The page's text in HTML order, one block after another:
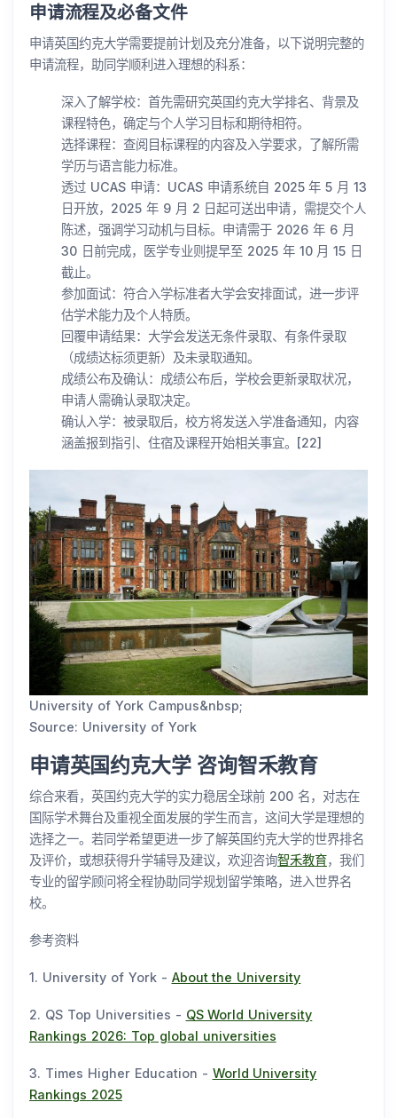
申请流程及必备文件
申请英国约克大学需要提前计划及充分准备，以下说明完整的
申请流程，助同学顺利进入理想的科系：
深入了解学校：首先需研究英国约克大学排名、背景及
课程特色，确定与个人学习目标和期待相符。
选择课程：查阅目标课程的内容及入学要求，了解所需
学历与语言能力标准。
透过 UCAS 申请：UCAS 申请系统自 2025 年 5 月 13
日开放，2025 年 9 月 2 日起可送出申请，需提交个人
陈述，强调学习动机与目标。申请需于 2026 年 6 月
30 日前完成，医学专业则提早至 2025 年 10 月 15 日
截止。
参加面试：符合入学标准者大学会安排面试，进一步评
估学术能力及个人特质。
回覆申请结果：大学会发送无条件录取、有条件录取
（成绩达标须更新）及未录取通知。
成绩公布及确认：成绩公布后，学校会更新录取状况，
申请人需确认录取决定。
确认入学：被录取后，校方将发送入学准备通知，内容
涵盖报到指引、住宿及课程开始相关事宜。[22]
University of York Campus&nbsp;
Source: University of York
申请英国约克大学 咨询智禾教育
综合来看，英国约克大学的实力稳居全球前 200 名，对志在
国际学术舞台及重视全面发展的学生而言，这间大学是理想的
选择之一。若同学希望更进一步了解英国约克大学的世界排名
及评价，或想获得升学辅导及建议，欢迎咨询智禾教育，我们
专业的留学顾问将全程协助同学规划留学策略，进入世界名
校。
参考资料
1. University of York - About the University
2. QS Top Universities - QS World University
Rankings 2026: Top global universities
3. Times Higher Education - World University
Rankings 2025